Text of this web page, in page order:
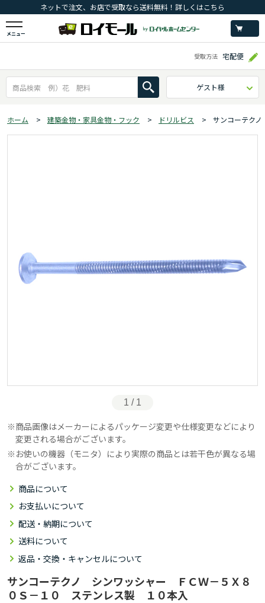
ネットで注文、お店で受取なら送料無料！詳しくはこちら
メニュー
受取方法 宅配便
ゲスト様
ホーム > 建築金物・家具金物・フック > ドリルビス > サンコーテク
1 / 1
商品画像はメーカーによるパッケージ変更や仕様変更などにより
変更される場合がございます。
お使いの機器（モニタ）により実際の商品とは若干色が異なる場
合がございます。
商品について
お支払いについて
配送・納期について
送料について
返品・交換・キャンセルについて
サンコーテクノ シンワッシャー ＦＣＷ－５Ｘ８
０Ｓ－１０ ステンレス製 １０本入